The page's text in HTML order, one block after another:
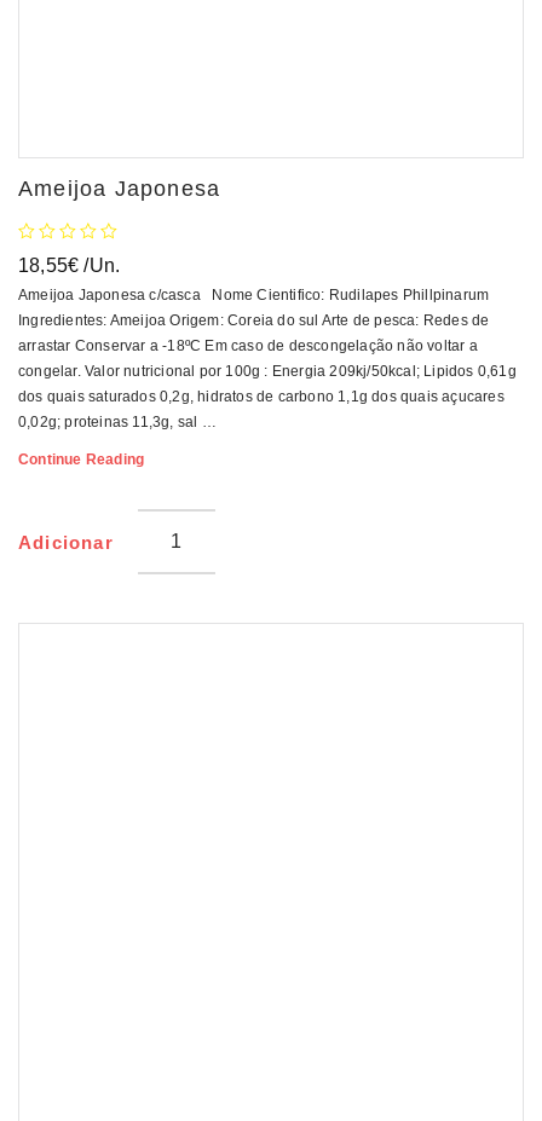
Ameijoa Japonesa
18,55€ /Un.
Ameijoa Japonesa c/casca Nome Cientifico: Rudilapes Phillpinarum
Ingredientes: Ameijoa Origem: Coreia do sul Arte de pesca: Redes de
arrastar Conservar a -18ºC Em caso de descongelação não voltar a
congelar. Valor nutricional por 100g : Energia 209kj/50kcal; Lipidos 0,61g
dos quais saturados 0,2g, hidratos de carbono 1,1g dos quais açucares
0,02g; proteinas 11,3g, sal …
Continue ReadingAmeijoa
Adicionar